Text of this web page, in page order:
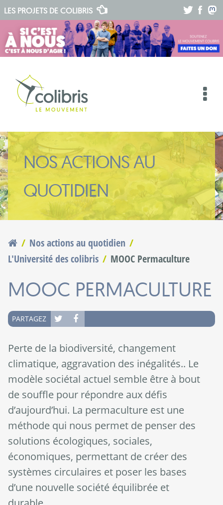
LES PROJETS DE COLIBRIS
NOS ACTIONS AU
QUOTIDIEN
Vous êtes ici
Nos actions au quotidien
L'Université des colibris
MOOC Permaculture
MOOC PERMACULTURE
PARTAGEZ
Perte de la biodiversité, changement
climatique, aggravation des inégalités.. Le
modèle sociétal actuel semble être à bout
de souffle pour répondre aux défis
d’aujourd’hui. La permaculture est une
méthode qui nous permet de penser des
solutions écologiques, sociales,
économiques, permettant de créer des
systèmes circulaires et poser les bases
d’une nouvelle société équilibrée et